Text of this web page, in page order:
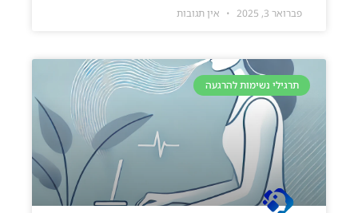
פברואר 3, 2025 אין תגובות
תרגילי נשימות להרגעה